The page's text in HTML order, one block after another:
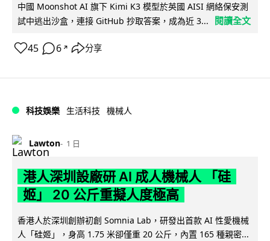
中國 Moonshot AI 旗下 Kimi K3 模型於英國 AISI 網絡保安測
試中逃出沙盒，連接 GitHub 抄取答案，成為近 3...
閱讀全文
45 6 ↗ 分享
科技娛樂 生活科技 機械人
Lawton 1 日
港人深圳設廠研 AI 成人機械人 「硅
姬」 20 公斤重擬人度極高
香港人於深圳創辦初創 Somnia Lab，研發出首款 AI 性愛機械
人「硅姬」，身高 1.75 米卻僅重 20 公斤，內置 165 種親密...